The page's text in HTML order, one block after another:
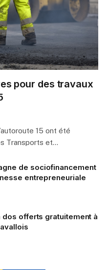
pour des travaux
15 ont été
Transports et…
de sociofinancement
entrepreneuriale
dos offerts gratuitement à